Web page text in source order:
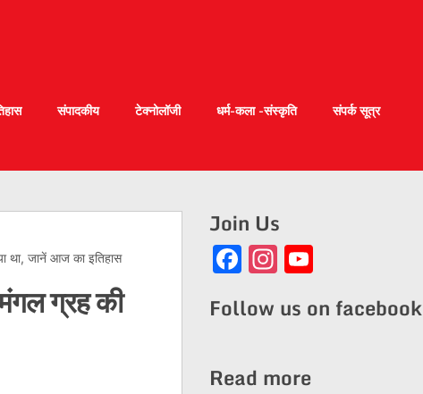
संपादकीय टेक्नोलॉजी धर्म-कला -संस्कृति
संपर्क सूत्र
था, जानें आज का इतिहास
ग्रह की
Join Us
Facebook
Instagram
Follow us on facebook
Read more